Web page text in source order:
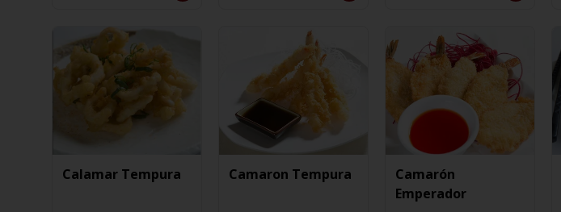
Calamar Tempura Camaron Tempura
Camarón
Emperador